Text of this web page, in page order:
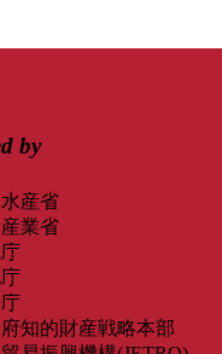
by
産省
業省
知的財産戦略本部